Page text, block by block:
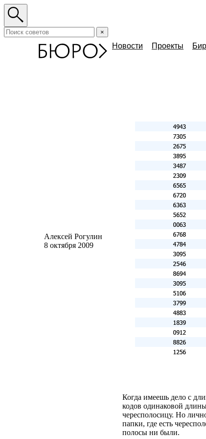
×
Новости Проекты
Алексей Рогулин
8 октября 2009
Когда имеешь дело с
кодов одинаковой
чересполосицу. Но
папки, где есть
полосы ни были.